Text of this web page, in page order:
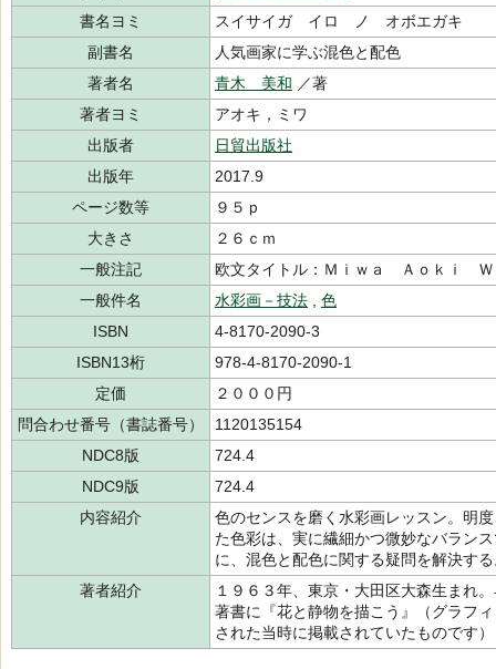
書名ヨミ
スイサイガ イロ ノ オボエガキ
副書名
人気画家に学ぶ混色と配色
著者名
青木 美和 ／著
著者ヨミ
アオキ，ミワ
出版者
日貿出版社
出版年
2017.9
ページ数等
９５ｐ
大きさ
２６ｃｍ
一般注記
欧文タイトル：Ｍｉｗａ Ａｏｋｉ Ｗ
一般件名
水彩画－技法
色
ISBN
4-8170-2090-3
ISBN13桁
978-4-8170-2090-1
定価
２０００円
問合わせ番号（書誌番号）
1120135154
NDC8版
724.4
NDC9版
724.4
内容紹介
色のセンスを磨く水彩画レッスン。明
た色彩は、実に繊細かつ微妙なバラン
に、混色と配色に関する疑問を解決す
著者紹介
１９６３年、東京・大田区大森生まれ
著書に『花と静物を描こう』（グラフ
された当時に掲載されていたものです